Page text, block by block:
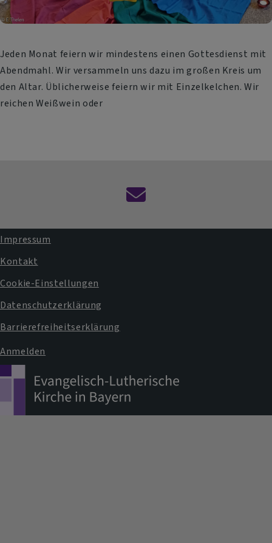
Jeden Monat feiern wir mindestens einen Gottesdienst mit
Abendmahl. Wir versammeln uns dazu im großen Kreis um
den Altar. Üblicherweise feiern wir mit Einzelkelchen. Wir
reichen Weißwein oder
Kontaktformular
Fußbereichsmenü
Impressum
Kontakt
Cookie-Einstellungen
Datenschutzerklärung
Barrierefreiheitserklärung
Benutzermenü
Anmelden